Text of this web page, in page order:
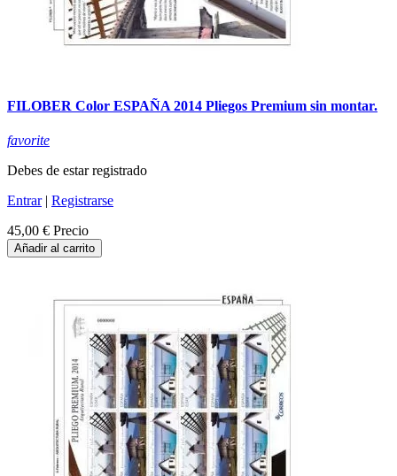
FILOBER Color ESPAÑA 2014 Pliegos Premium sin montar.
favorite
Debes de estar registrado
Entrar| Registrarse
45,00 € Precio
Añadir al carrito